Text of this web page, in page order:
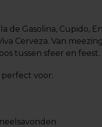
de Gasolina, Cupido,
Cerveza. Van
tussen sfeer en feest.
perfect voor: